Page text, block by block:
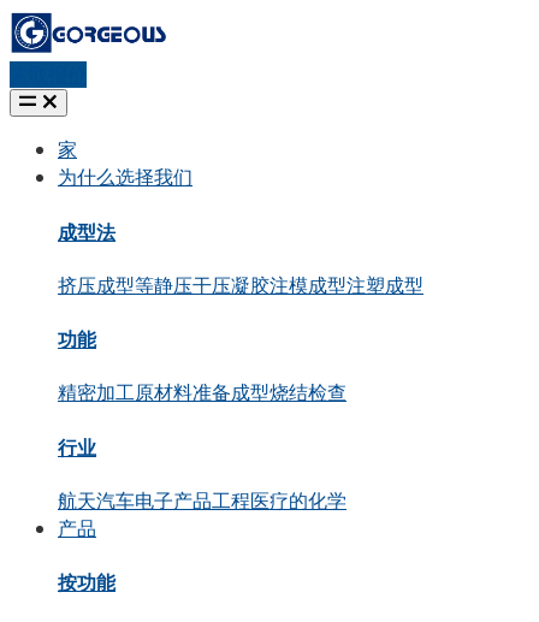
家
为什么选择我们
成型法
挤压成型等静压干压凝胶注模成型注塑成型
功能
精密加工原材料准备成型烧结检查
行业
航天汽车电子产品工程医疗的化学
产品
按功能